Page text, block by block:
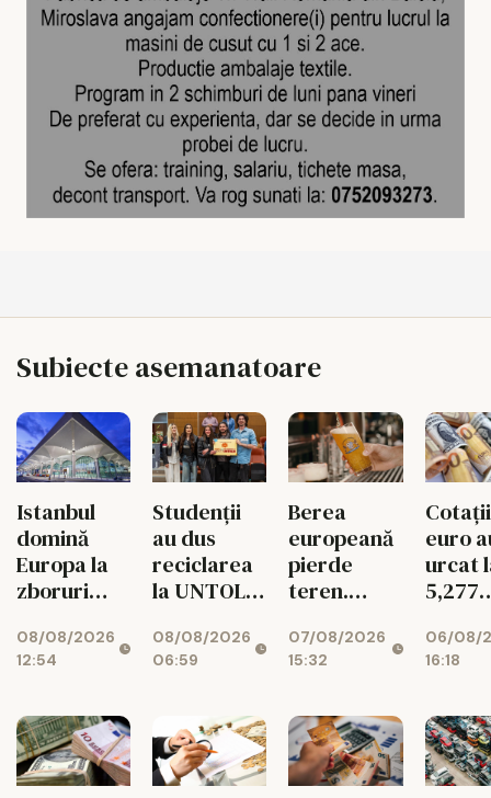
Subiecte asemanatoare
Istanbul
domină
Europa la
zboruri
Unde e
Bucureștiul
08/08/2026
12:54
Studenții
au dus
reciclarea
la UNTOLD
cu
superstiții
08/08/2026
06:59
Berea
europeană
pierde
teren.
UE au
scăzut cu
07/08/2026
15:32
euro
urcat
5,277
06/08/
16:18